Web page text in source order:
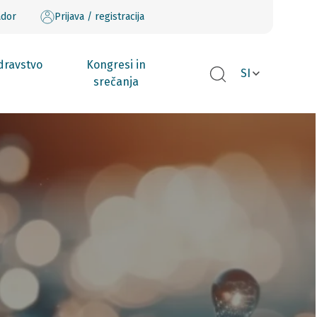
Prijava / registracija
Kongresi in
srečanja
SI